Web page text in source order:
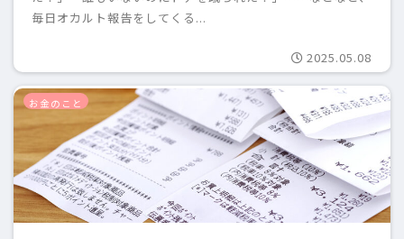
毎日オカルト報告をしてくる...
2025.05.08
お金のこと